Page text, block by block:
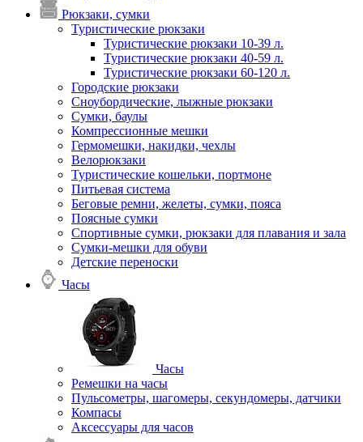
Рюкзаки, сумки
Туристические рюкзаки
Туристические рюкзаки 10-39 л.
Туристические рюкзаки 40-59 л.
Туристические рюкзаки 60-120 л.
Городские рюкзаки
Сноубордические, лыжные рюкзаки
Сумки, баулы
Компрессионные мешки
Гермомешки, накидки, чехлы
Велорюкзаки
Туристические кошельки, портмоне
Питьевая система
Беговые ремни, желеты, сумки, пояса
Поясные сумки
Спортивные сумки, рюкзаки для плавания и зала
Сумки-мешки для обуви
Детские переноски
Часы
Часы
Ремешки на часы
Пульсометры, шагомеры, секундомеры, датчики
Компасы
Аксессуары для часов